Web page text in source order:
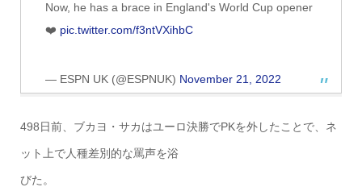
Now, he has a brace in England's World Cup opener
❤️ pic.twitter.com/f3ntVXihbC
— ESPN UK (@ESPNUK) November 21, 2022
498日前、ブカヨ・サカはユーロ決勝でPKを外したことで、ネ
ット上で人種差別的な罵声を浴
びた。